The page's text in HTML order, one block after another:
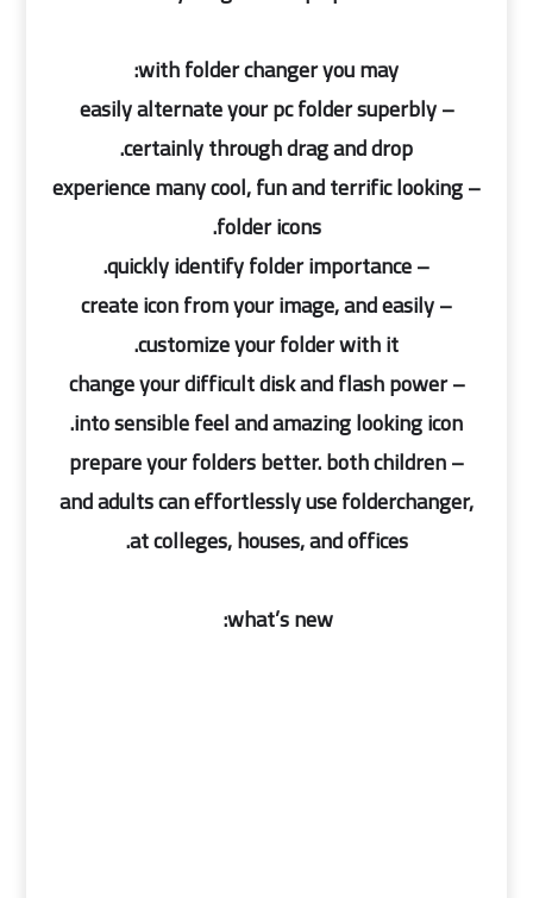
with folder changer you may:
– easily alternate your pc folder superbly
certainly through drag and drop.
– experience many cool, fun and terrific looking
folder icons.
– quickly identify folder importance.
– create icon from your image, and easily
customize your folder with it.
– change your difficult disk and flash power
into sensible feel and amazing looking icon.
– prepare your folders better. both children
and adults can effortlessly use folderchanger,
at colleges, houses, and offices.
what’s new: